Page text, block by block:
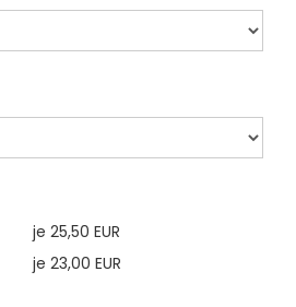
je 25,50 EUR
je 23,00 EUR